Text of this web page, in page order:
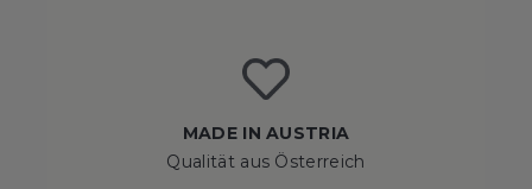
MADE IN AUSTRIA
Qualität aus Österreich